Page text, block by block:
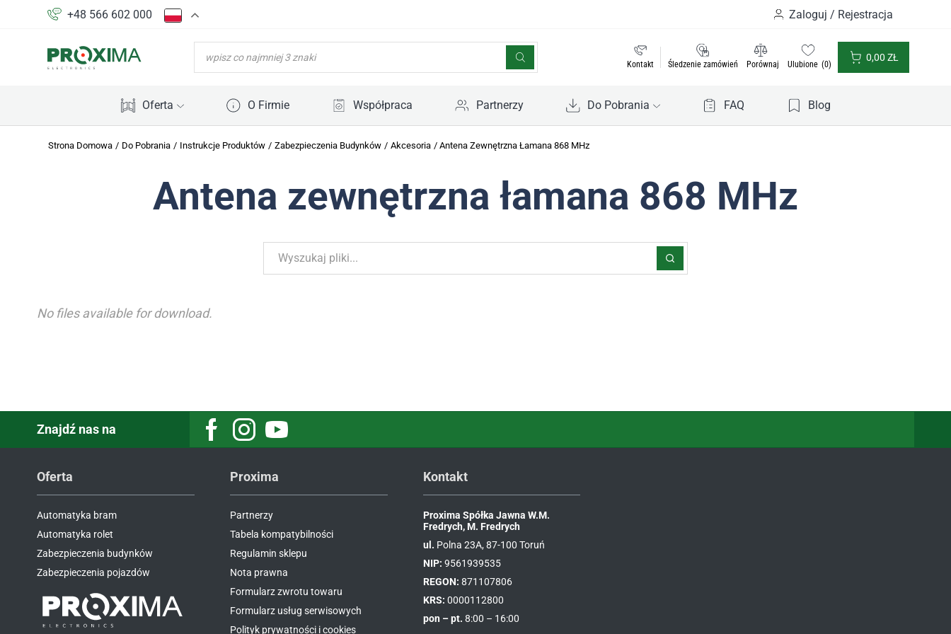
+48 566 602 000 Zaloguj / Rejestracja
WYSZUKIWARKA
PRODUKTÓW
Kontakt Śledzenie zamówień Porównaj Ulubione 0
0,00 ZŁ
Oferta O Firmie Współpraca Partnerzy Do Pobrania FAQ Blog
Strona Domowa / Do Pobrania / Instrukcje Produktów / Zabezpieczenia Budynków / Akcesoria / Antena Zewnętrzna Łamana 868 MHz
Antena zewnętrzna łamana 868 MHz
No files available for download.
Znajdź nas na FacebookInstagramYoutube
Oferta
Automatyka bram
Automatyka rolet
Zabezpieczenia budynków
Zabezpieczenia pojazdów
Proxima
Partnerzy
Tabela kompatybilności
Regulamin sklepu
Nota prawna
Formularz zwrotu towaru
Formularz usług serwisowych
Polityk prywatności i cookies
Kontakt
Proxima Spółka Jawna W.M.
Fredrych, M. Fredrych
ul. Polna 23A, 87-100 Toruń
NIP: 9561939535
REGON: 871107806
KRS: 0000112800
pon – pt. 8:00 – 16:00